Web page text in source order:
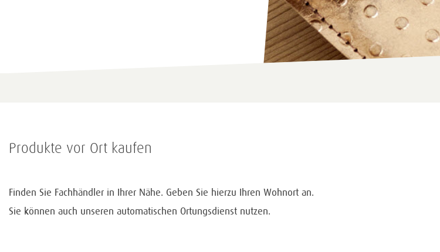
Produkte vor Ort kaufen
Finden Sie Fachhändler in Ihrer Nähe. Geben Sie hierzu Ihren Wohnort an.
Sie können auch unseren automatischen Ortungsdienst nutzen.